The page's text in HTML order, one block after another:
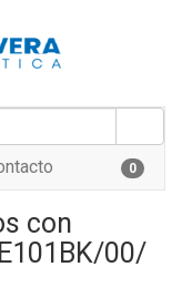
0
con
00/